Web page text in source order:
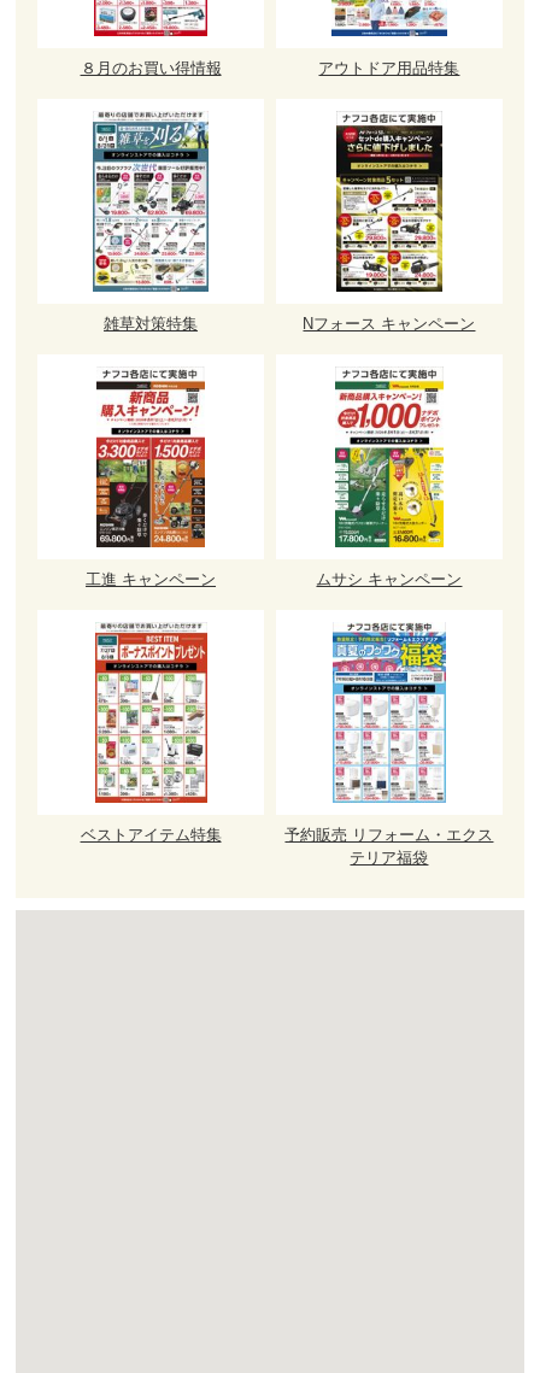
８月のお買い得情報 アウトドア用品特集
雑草対策特集 Nフォース キャンペーン
工進 キャンペーン ムサシ キャンペーン
ベストアイテム特集
予約販売 リフォーム・エクス
テリア福袋